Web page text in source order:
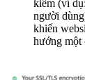
kiếm (ví
người
khiến
hướng một